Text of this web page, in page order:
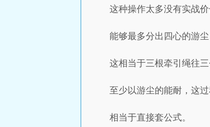
这种操作太多没有实战
能够最多分出四心的游
这相当于三根牵引绳往
至少以游尘的能耐，这
相当于直接套公式。